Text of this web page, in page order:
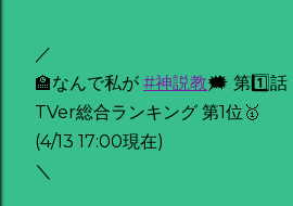
／
🏫なんで私が #神説教🗯️ 第1️⃣話
TVer総合ランキング 第1位🥇
(4/13 17:00現在)
＼